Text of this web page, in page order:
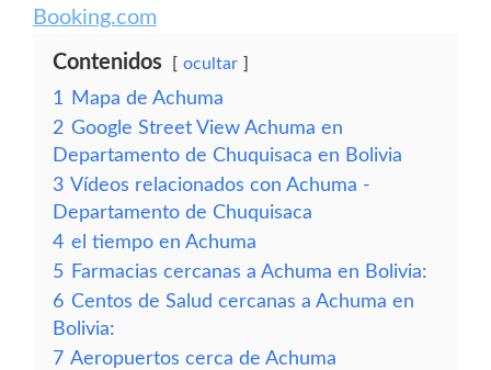
Booking.com
Contenidos ocultar
1
Mapa de Achuma
2 Google Street View Achuma en
Departamento de Chuquisaca en Bolivia
3 Vídeos relacionados con Achuma -
Departamento de Chuquisaca
4 el tiempo en Achuma
5 Farmacias cercanas a Achuma en Bolivia:
6 Centos de Salud cercanas a Achuma en
Bolivia:
7 Aeropuertos cerca de Achuma